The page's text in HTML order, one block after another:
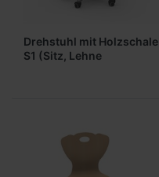
Drehstuhl mit Holzschale
S1 (Sitz, Lehne